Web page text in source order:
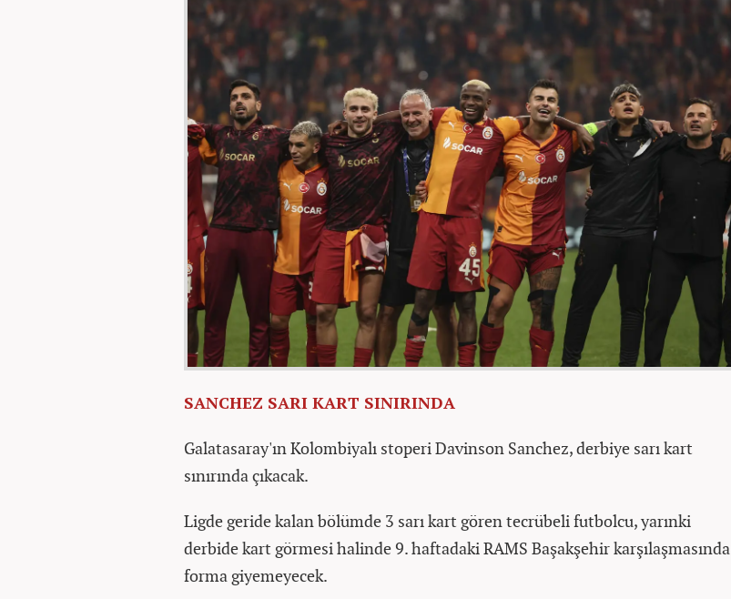
SANCHEZ SARI KART SINIRINDA
Galatasaray'ın Kolombiyalı stoperi Davinson Sanchez, derbiye sarı kart
sınırında çıkacak.
Ligde geride kalan bölümde 3 sarı kart gören tecrübeli futbolcu, yarınki
derbide kart görmesi halinde 9. haftadaki RAMS Başakşehir karşılaşmasında
forma giyemeyecek.